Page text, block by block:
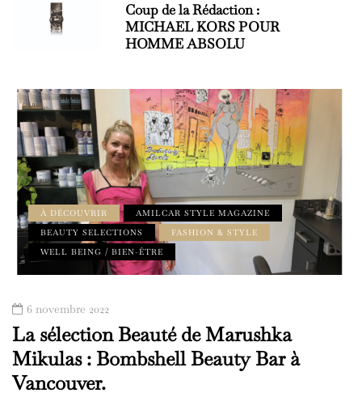
Coup de la Rédaction :
MICHAEL KORS POUR
HOMME ABSOLU
À DÉCOUVRIR
AMILCAR STYLE MAGAZINE
BEAUTY SELECTIONS
FASHION & STYLE
WELL BEING / BIEN-ÊTRE
6 novembre 2022
La sélection Beauté de Marushka
Mikulas : Bombshell Beauty Bar à
Vancouver.